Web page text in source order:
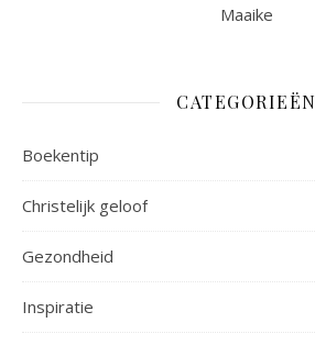
Maaike
CATEGORIEËN
Boekentip
Christelijk geloof
Gezondheid
Inspiratie